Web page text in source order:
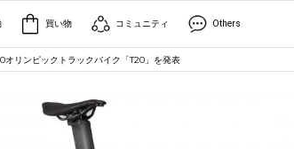
買い物 コミュニティ Others
オリンピックトラックバイク「T20」を発表